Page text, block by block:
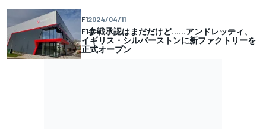
F12024/04/11
F1参戦承認はまだだけど……アンドレッティ、
イギリス・シルバーストンに新ファクトリーを
正式オープン